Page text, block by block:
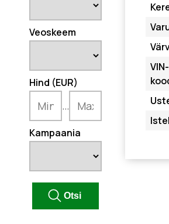
Veoskeem
Hind (EUR)
...
Kampaania
VIN-